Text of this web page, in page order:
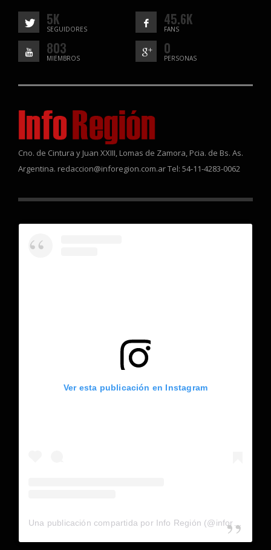
5K
SEGUIDORES
45.6K
FANS
803
MIEMBROS
0
PERSONAS
Cno. de Cintura y Juan XXIII, Lomas de Zamora, Pcia. de Bs. As.
Argentina. redaccion@inforegion.com.ar Tel: 54-11-4283-0062
Ver esta publicación en Instagram